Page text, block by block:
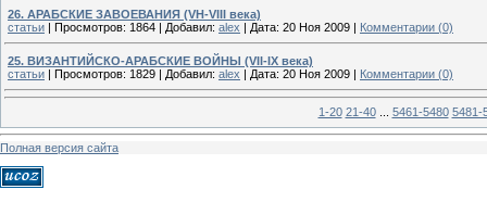
26. АРАБСКИЕ ЗАВОЕВАНИЯ (VH-VIII века)
статьи | Просмотров: 1864 | Добавил: alex | Дата: 20 Ноя 2009 | Комментарии (0)
25. ВИЗАНТИЙСКО-АРАБСКИЕ ВОЙНЫ (VII-IX века)
статьи | Просмотров: 1829 | Добавил: alex | Дата: 20 Ноя 2009 | Комментарии (0)
1-20 21-40 5461-5480 5481-
Полная версия сайта